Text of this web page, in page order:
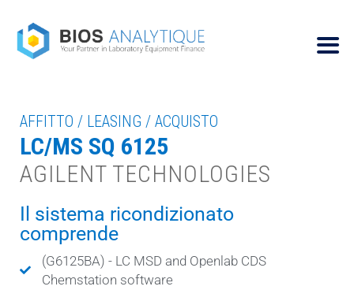
AFFITTO / LEASING / ACQUISTO
LC/MS SQ 6125
AGILENT TECHNOLOGIES
Il sistema ricondizionato
comprende
(G6125BA) - LC MSD and Openlab CDS
Chemstation software